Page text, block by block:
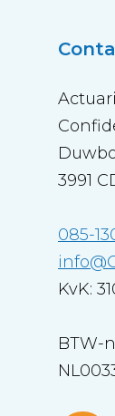
3991
085-
KvK:
BTW-